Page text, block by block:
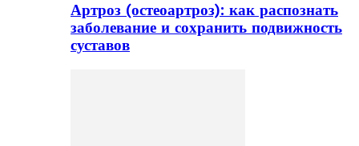
Артроз (остеоартроз): как распознать
заболевание и сохранить подвижность
суставов